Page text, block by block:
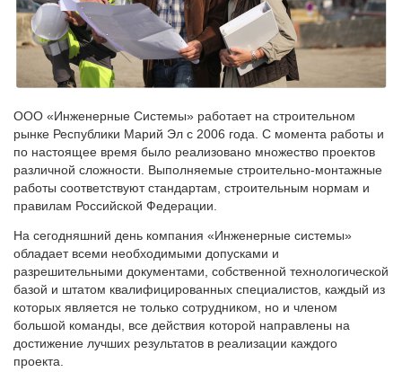
ООО «Инженерные Системы» работает на строительном
рынке Республики Марий Эл с 2006 года. С момента работы и
по настоящее время было реализовано множество проектов
различной сложности. Выполняемые строительно-монтажные
работы соответствуют стандартам, строительным нормам и
правилам Российской Федерации.
На сегодняшний день компания «Инженерные системы»
обладает всеми необходимыми допусками и
разрешительными документами, собственной технологической
базой и штатом квалифицированных специалистов, каждый из
которых является не только сотрудником, но и членом
большой команды, все действия которой направлены на
достижение лучших результатов в реализации каждого
проекта.